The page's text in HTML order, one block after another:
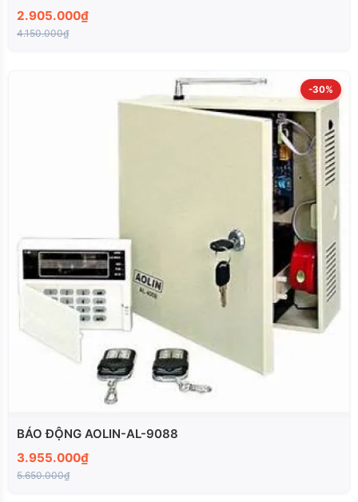
2.905.000₫
4.150.000₫
-30%
BÁO ĐỘNG AOLIN-AL-9088
3.955.000₫
5.650.000₫